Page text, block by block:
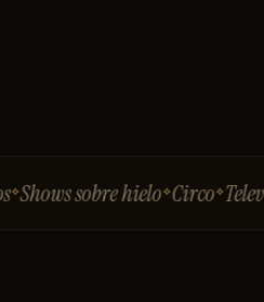
sobre hielo Circo Televisión